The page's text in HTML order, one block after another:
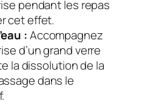
pendant les repas
cet effet.
:Accompagnez
d’un grand verre
la dissolution de la
dans le